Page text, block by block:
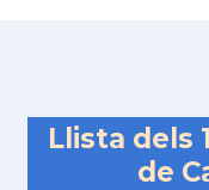
Llista dels
de